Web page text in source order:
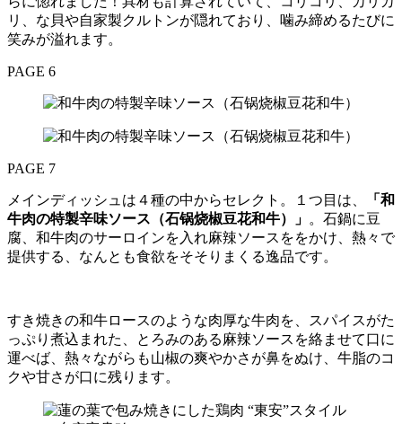
リ、な貝や自家製クルトンが隠れており、噛み締めるたびに
笑みが溢れます。
PAGE 6
PAGE 7
メインディッシュは４種の中からセレクト。１つ目は、
「和
牛肉の特製辛味ソース（石锅烧椒豆花和牛）」 。石鍋に豆
腐、和牛肉のサーロインを入れ麻辣ソースををかけ、熱々で
提供する、なんとも食欲をそそりまくる逸品です。
すき焼きの和牛ロースのような肉厚な牛肉を、スパイスがた
っぷり煮込まれた、とろみのある麻辣ソースを絡ませて口に
運べば、熱々ながらも山椒の爽やかさが鼻をぬけ、牛脂のコ
クや甘さが口に残ります。